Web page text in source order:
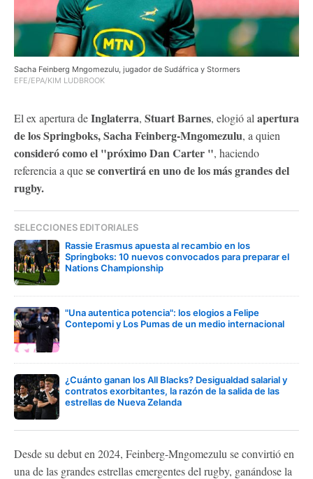
Sacha Feinberg Mngomezulu, jugador de Sudáfrica y Stormers
EFE/EPA/KIM LUDBROOK
El ex apertura deInglaterra, Stuart Barnes, elogió al apertura
de los Springboks, Sacha Feinberg-Mngomezulu, a quien
consideró como el "próximo Dan Carter ", haciendo
referencia a quese convertirá en uno de los más grandes del
rugby.
SELECCIONES EDITORIALES
Rassie Erasmus apuesta al recambio en los
Springboks: 10 nuevos convocados para preparar el
Nations Championship
"Una autentica potencia": los elogios a Felipe
Contepomi y Los Pumas de un medio internacional
¿Cuánto ganan los All Blacks? Desigualdad salarial y
contratos exorbitantes, la razón de la salida de las
estrellas de Nueva Zelanda
Desde su debut en 2024, Feinberg-Mngomezulu se convirtió en
una de las grandes estrellas emergentes del rugby, ganándose la